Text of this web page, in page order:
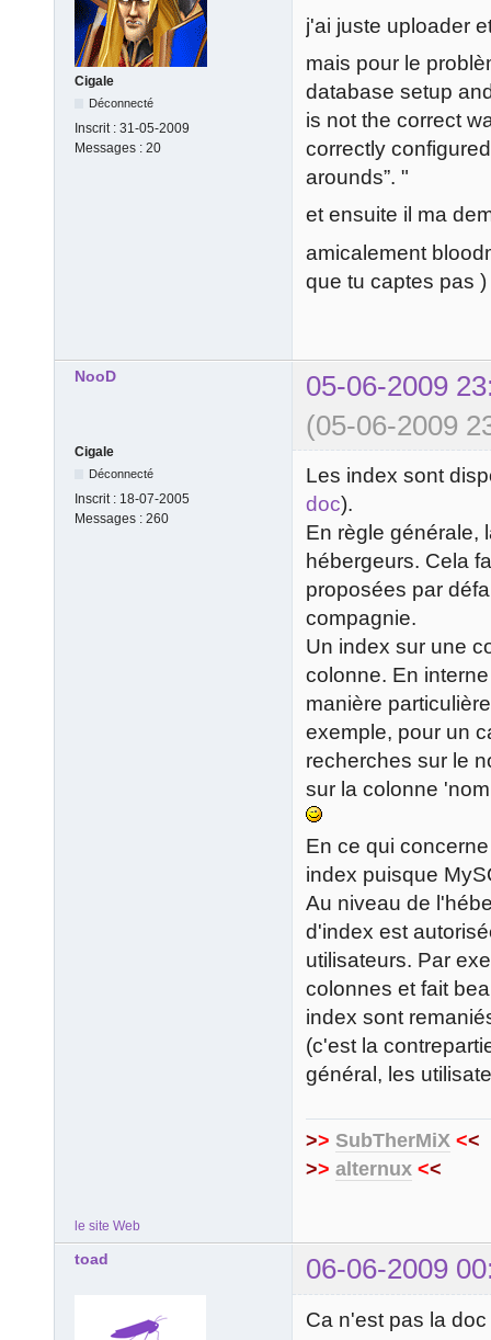
Cigale
Déconnecté
Inscrit : 31-05-2009
Messages : 20
j'ai juste uploader
mais pour le
database setup
is not the correct
correctly
arounds”. "
et ensuite il ma
amicalement
que tu captes pas )
NooD
05-06-2009
(05-06-2009
Cigale
Déconnecté
Inscrit : 18-07-2005
Messages : 260
Les index sont
doc).
En règle générale,
hébergeurs. Cela
proposées par
compagnie.
Un index sur une
colonne. En
manière
exemple, pour un
recherches sur le
sur la colonne
En ce qui
index puisque
Au niveau de
d'index est
utilisateurs. Par
colonnes et fait
index sont
(c'est la
général, les
>> SubTherMiX <<
>> alternux <<
le site Web
toad 06-06-2009
Ca n'est pas la